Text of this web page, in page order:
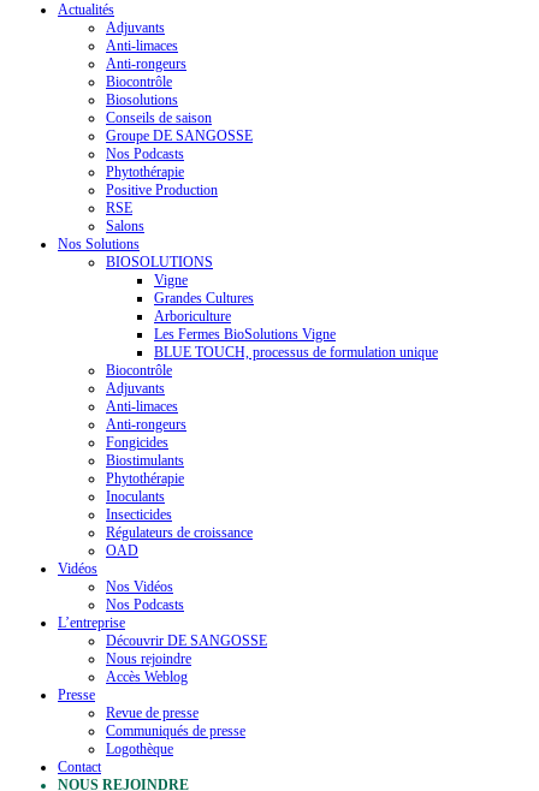
Actualités
Adjuvants
Anti-limaces
Anti-rongeurs
Biocontrôle
Biosolutions
Conseils de saison
Groupe DE SANGOSSE
Nos Podcasts
Phytothérapie
Positive Production
RSE
Salons
Nos Solutions
BIOSOLUTIONS
Vigne
Grandes Cultures
Arboriculture
Les Fermes BioSolutions Vigne
BLUE TOUCH, processus de formulation unique
Biocontrôle
Adjuvants
Anti-limaces
Anti-rongeurs
Fongicides
Biostimulants
Phytothérapie
Inoculants
Insecticides
Régulateurs de croissance
OAD
Vidéos
Nos Vidéos
Nos Podcasts
L’entreprise
Découvrir DE SANGOSSE
Nous rejoindre
Accès Weblog
Presse
Revue de presse
Communiqués de presse
Logothèque
Contact
NOUS REJOINDRE